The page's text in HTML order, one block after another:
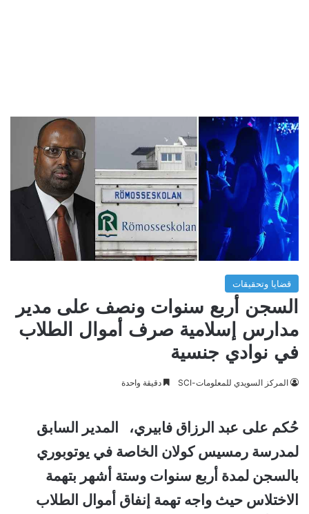
قضايا وتحقيقات
السجن أربع سنوات ونصف على مدير
مدارس إسلامية صرف أموال الطلاب
في نوادي جنسية
المركز السويدي للمعلومات-SCI دقيقة واحدة
حُكم على عبد الرزاق فابيري، المدير السابق
لمدرسة رمسيس كولان الخاصة في يوتوبوري
بالسجن لمدة أربع سنوات وستة أشهر بتهمة
الاختلاس حيث واجه تهمة إنفاق أموال الطلاب